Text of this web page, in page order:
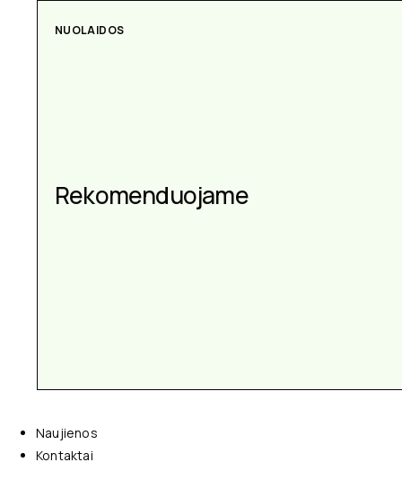
AKSESUARAI
Aksesuarai kiekvienai
progai
Naujienos
Kontaktai